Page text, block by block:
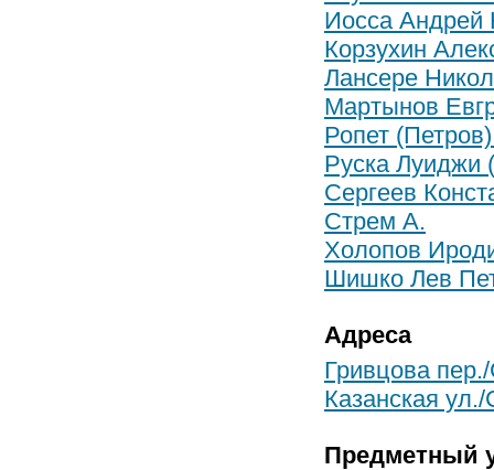
Иосса Андрей
Корзухин
Лансере
Мартынов
Ропет
Руска Луиджи
Сергеев
Стрем А.
Холопов
Шишко Лев
Адреса
Гривцова
Казанская
Предметный